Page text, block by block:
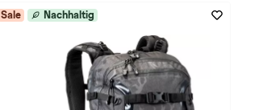
Sale Nachhaltig